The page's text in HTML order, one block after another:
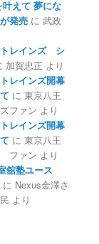
叶えて 夢にな
発売 に 武政
レインズ シ
加賀忠正 より
レインズ開幕
に 東京八王
ファン より
レインズ開幕
に 東京八王
ファン より
舘塾ユース
に Nexus金澤さ
より